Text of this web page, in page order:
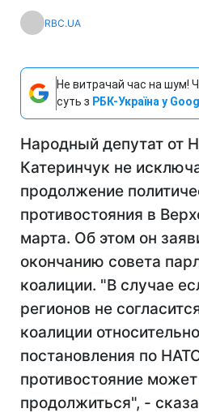
RBC.UA
Не витрачай час на шум!
суть з РБК-Україна у
Народный депутат от
Катеринчук не
продолжение
противостояния в
марта. Об этом он
окончанию совета
коалиции. "В случае
регионов не
коалиции
постановления по
противостояние может
продолжиться", -